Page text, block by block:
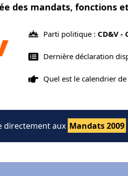
des mandats, fonctions
Parti politique : CD&V
Dernière déclaration
Quel est le calendrier
directement aux Mandats 2009